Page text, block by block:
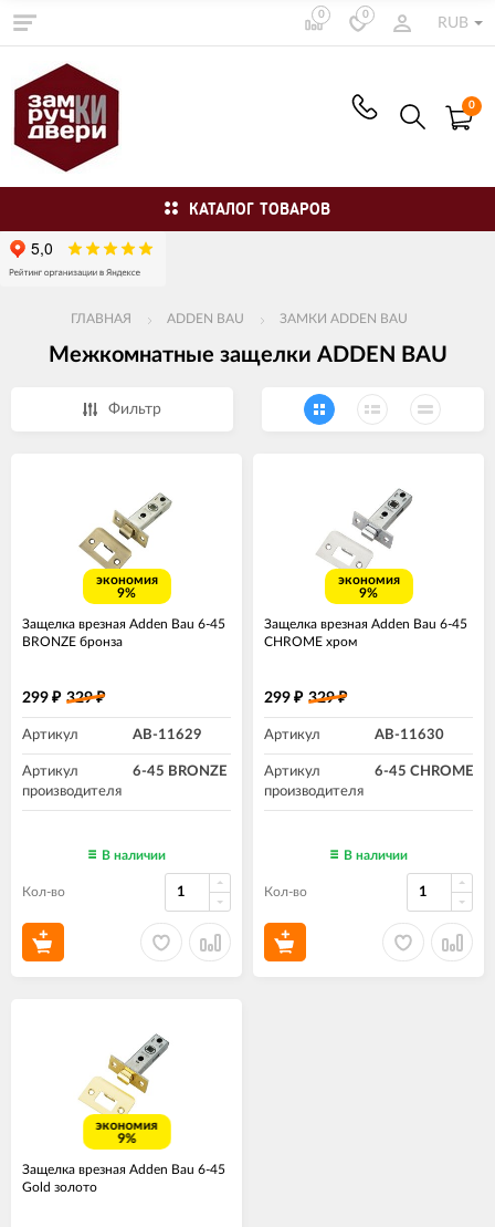
0 0
RUB
0
КАТАЛОГ ТОВАРОВ
ГЛАВНАЯ ADDEN BAU ЗАМКИ ADDEN BAU
Межкомнатные защелки ADDEN BAU
Фильтр
экономия
9%
Защелка врезная Adden Bau 6-45
BRONZE бронза
299 ₽ 329₽
Артикул AB-11629
Артикул
производителя
6-45 BRONZE
В наличии
Кол-во
экономия
9%
Защелка врезная Adden Bau 6-45
CHROME хром
299 ₽ 329₽
Артикул AB-11630
Артикул
производителя
6-45 CHROME
В наличии
Кол-во
экономия
9%
Защелка врезная Adden Bau 6-45
Gold золото